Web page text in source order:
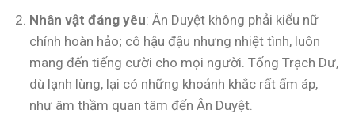
Nhân vật đáng yêu: Ân Duyệt không phải kiểu nữ
chính hoàn hảo; cô hậu đậu nhưng nhiệt tình, luôn
mang đến tiếng cười cho mọi người. Tống Trạch Dư,
dù lạnh lùng, lại có những khoảnh khắc rất ấm áp,
như âm thầm quan tâm đến Ân Duyệt.